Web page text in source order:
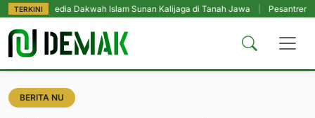
TERKINI
Media Dakwah Islam Sunan Kalijaga di Tanah Jawa | Pesantren Tetap
BERITA NU